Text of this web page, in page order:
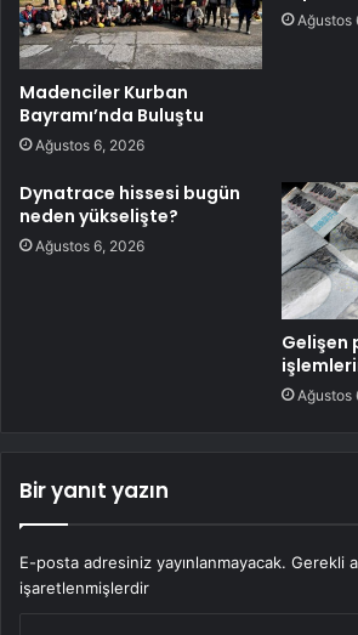
Madenciler Kurban
Bayramı’nda Buluştu
Ağustos 6, 2026
Ağustos
Dynatrace hissesi bugün
neden yükselişte?
Ağustos 6, 2026
Gelişen
Ağustos
Bir yanıt yazın
E-posta adresiniz yayınlanmayacak. Gerekli
işaretlenmişlerdir